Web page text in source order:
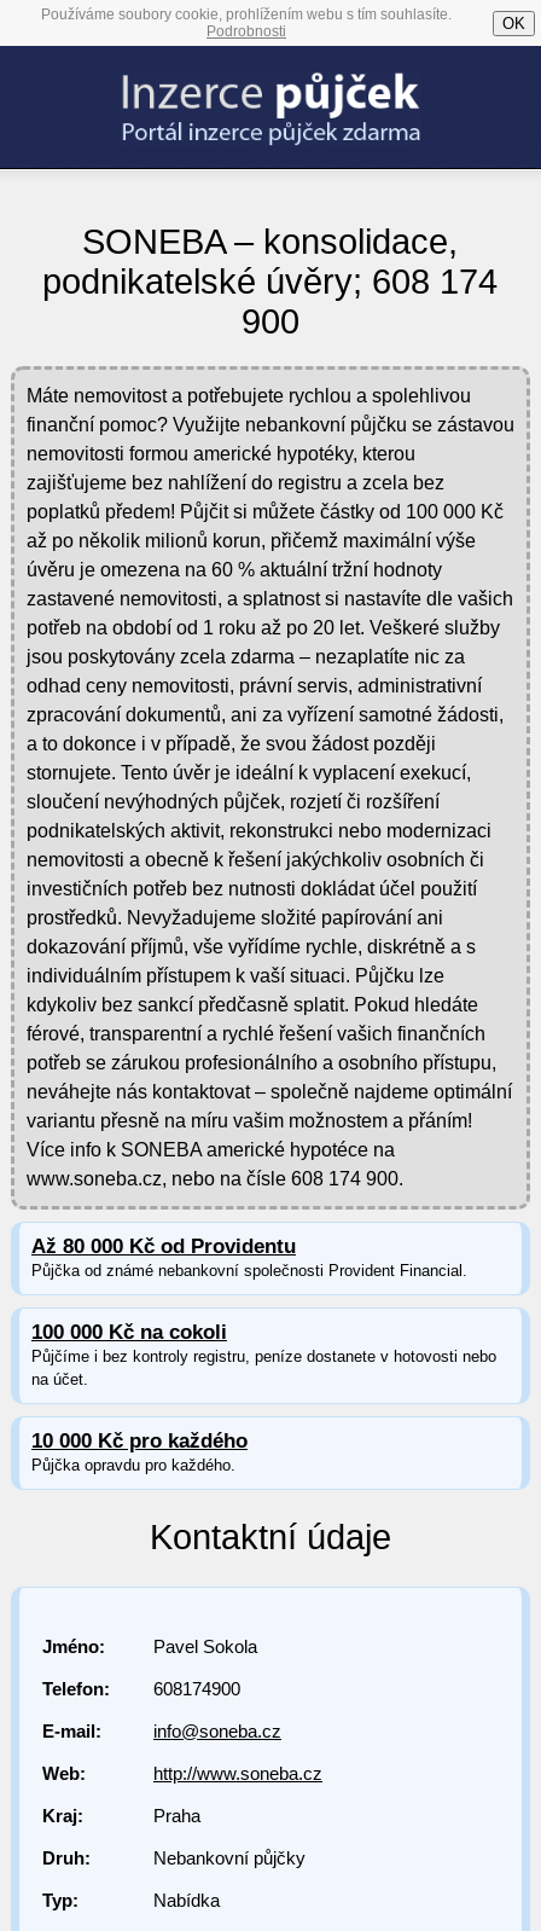
Používáme soubory cookie, prohlížením webu s tím souhlasíte.
Podrobnosti
OK
SONEBA – konsolidace,
podnikatelské úvěry; 608 174
900
Máte nemovitost a potřebujete rychlou a spolehlivou
finanční pomoc? Využijte nebankovní půjčku se zástavou
nemovitosti formou americké hypotéky, kterou
zajišťujeme bez nahlížení do registru a zcela bez
poplatků předem! Půjčit si můžete částky od 100 000 Kč
až po několik milionů korun, přičemž maximální výše
úvěru je omezena na 60 % aktuální tržní hodnoty
zastavené nemovitosti, a splatnost si nastavíte dle vašich
potřeb na období od 1 roku až po 20 let. Veškeré služby
jsou poskytovány zcela zdarma – nezaplatíte nic za
odhad ceny nemovitosti, právní servis, administrativní
zpracování dokumentů, ani za vyřízení samotné žádosti,
a to dokonce i v případě, že svou žádost později
stornujete. Tento úvěr je ideální k vyplacení exekucí,
sloučení nevýhodných půjček, rozjetí či rozšíření
podnikatelských aktivit, rekonstrukci nebo modernizaci
nemovitosti a obecně k řešení jakýchkoliv osobních či
investičních potřeb bez nutnosti dokládat účel použití
prostředků. Nevyžadujeme složité papírování ani
dokazování příjmů, vše vyřídíme rychle, diskrétně a s
individuálním přístupem k vaší situaci. Půjčku lze
kdykoliv bez sankcí předčasně splatit. Pokud hledáte
férové, transparentní a rychlé řešení vašich finančních
potřeb se zárukou profesionálního a osobního přístupu,
neváhejte nás kontaktovat – společně najdeme optimální
variantu přesně na míru vašim možnostem a přáním!
Více info k SONEBA americké hypotéce na
www.soneba.cz, nebo na čísle 608 174 900.
Až 80 000 Kč od Providentu
Půjčka od známé nebankovní společnosti Provident Financial.
100 000 Kč na cokoli
Půjčíme i bez kontroly registru, peníze dostanete v hotovosti nebo
na účet.
10 000 Kč pro každého
Půjčka opravdu pro každého.
Kontaktní údaje
Jméno: Pavel Sokola
Telefon: 608174900
E-mail: info@soneba.cz
Web: http://www.soneba.cz
Kraj: Praha
Druh: Nebankovní půjčky
Typ: Nabídka